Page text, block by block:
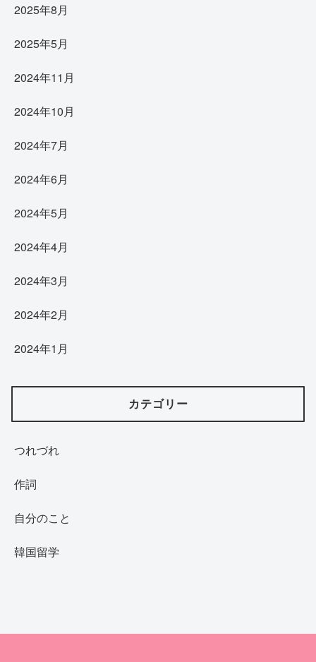
2025年8月
2025年5月
2024年11月
2024年10月
2024年7月
2024年6月
2024年5月
2024年4月
2024年3月
2024年2月
2024年1月
カテゴリー
つれづれ
作詞
自分のこと
韓国留学